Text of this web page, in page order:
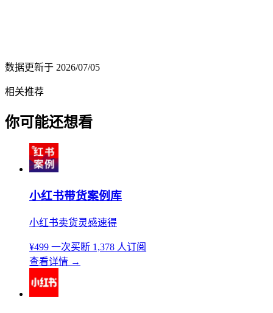
数据更新于 2026/07/05
相关推荐
你可能还想看
小红书带货案例库
小红书卖货灵感速得
¥499 一次买断 1,378 人订阅
查看详情 →